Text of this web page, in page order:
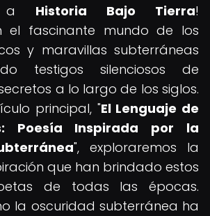
a Historia Bajo Tierra!
el fascinante mundo de los
y maravillas subterráneas
testigos silenciosos de
a lo largo de los siglos.
principal, "El Lenguaje de
Poesía Inspirada por la
", exploraremos la
que han brindado estos
de todas las épocas.
la oscuridad subterránea ha